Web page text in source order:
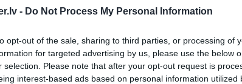
- Do Not Process My Personal Information
opt-out of the sale, sharing to third parties, or processing of
for targeted advertising by us, please use the below
selection. Please note that after your opt-out request is
interest-based ads based on personal information utilized
29. Feb 2024, 07:19
28 Feb 2024, 23:30:56 @rainis707
Sveiki, esmu redzējis, ka ir iespējams ielikt BMW citu ekrānu
Vai šeit ir kāds ar veiksmīgu stāstu par uzstādīšanu, skaņas